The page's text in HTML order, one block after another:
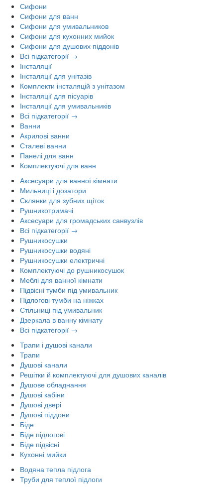
Сифони
Сифони для ванн
Сифони для умивальников
Сифони для кухонних мийок
Сифони для душових піддонів
Всі підкатегорії →
Інсталяції
Інсталяції для унітазів
Комплекти інсталяцій з унітазом
Інсталяції для пісуарів
Інсталяції для умивальників
Всі підкатегорії →
Ванни
Акрилові ванни
Сталеві ванни
Панелі для ванн
Комплектуючі для ванн
Аксесуари для ванної кімнати
Мильниці і дозатори
Склянки для зубних щіток
Рушникотримачі
Аксесуари для громадських санвузлів
Всі підкатегорії →
Рушникосушки
Рушникосушки водяні
Рушникосушки електричні
Комплектуючі до рушникосушок
Меблі для ванної кімнати
Підвісні тумби під умивальник
Підлогові тумби на ніжках
Стільниці під умивальник
Дзеркала в ванну кімнату
Всі підкатегорії →
Трапи і душові канали
Трапи
Душові канали
Решітки й комплектуючі для душових каналів
Душове обладнання
Душові кабіни
Душові двері
Душові піддони
Біде
Біде підлогові
Біде підвісні
Кухонні мийки
Водяна тепла підлога
Труби для теплої підлоги